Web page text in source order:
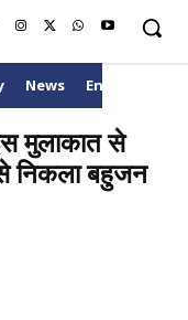
News
मुलाकात से
निकला बहुजन